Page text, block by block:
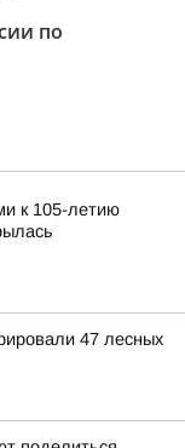
по
к 105-летию
47 лесных